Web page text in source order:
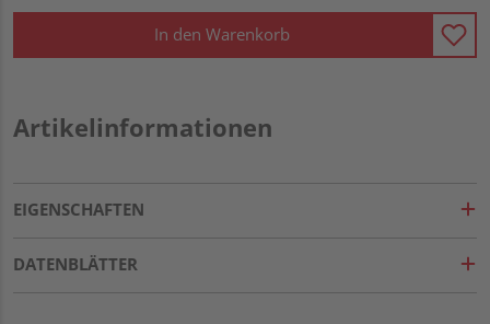
In den Warenkorb
Artikelinformationen
EIGENSCHAFTEN
DATENBLÄTTER